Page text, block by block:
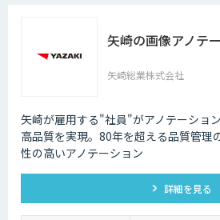
矢崎の画像アノテ
矢崎総業株式会社
矢崎が雇用する"社員"がアノテーショ
高品質を実現。80年を超える品質管理
性の高いアノテーション
詳細を見る